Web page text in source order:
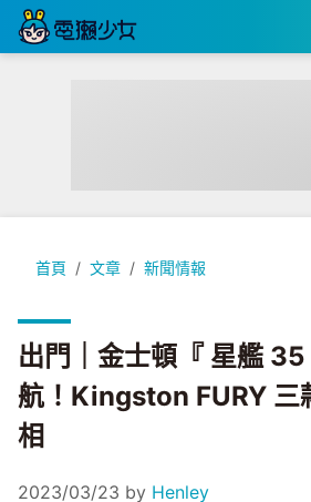
首頁 文章 新聞情報
出門｜金士頓『 星艦 35 號 』體驗
出門｜金士頓『 星艦
航！Kingston FURY 三
相
2023/03/23 by Henley